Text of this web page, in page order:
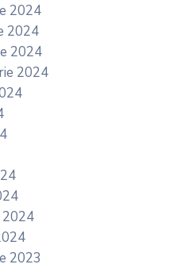
2024
2024
2024
2024
2023